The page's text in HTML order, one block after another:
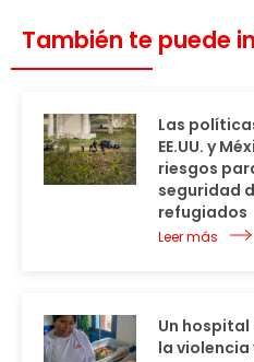
También te puede
Las
EE.UU. y
riesgos
seguridad
refugiados
Leer más
Un hospital
la violencia